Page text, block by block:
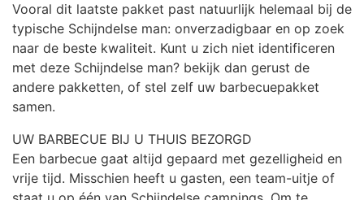
Vooral dit laatste pakket past natuurlijk helemaal bij de
typische Schijndelse man: onverzadigbaar en op zoek
naar de beste kwaliteit. Kunt u zich niet identificeren
met deze Schijndelse man? bekijk dan gerust de
andere pakketten, of stel zelf uw barbecuepakket
samen.
UW BARBECUE BIJ U THUIS BEZORGD
Een barbecue gaat altijd gepaard met gezelligheid en
vrije tijd. Misschien heeft u gasten, een team-uitje of